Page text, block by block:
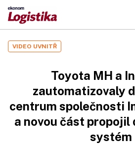
VIDEO UVNITŘ
Toyota MH a
zautomatizovaly
centrum společnosti
a novou část propojil
systém